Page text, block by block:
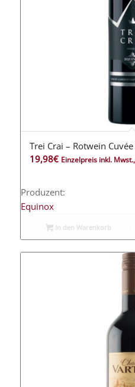
4.50
Trei Crai – Rotwein
19,98€ Einzelpreis inkl.
Produzent:
Equinox
In den Warenkorb